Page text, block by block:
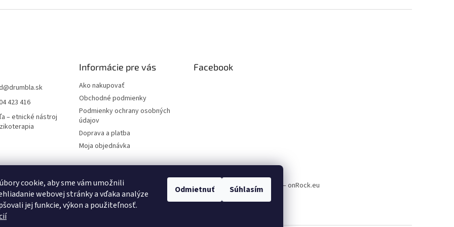
cookie, aby sme vám umožnili
webovej stránky a vďaka analýze
jej funkcie, výkon a použiteľnosť.
Odmietnuť Súhlasím
@drumbla.sk
423 416
– etnické nástroj
Informácie pre vás
Ako nakupovať
Obchodné podmienky
Podmienky ochrany osobných
údajov
Doprava a platba
Moja objednávka
Facebook
pre všetkých Pricemania.sk – Porovnanie cien Dizajn, napojenie a plnenie e-shopov – onRock.eu